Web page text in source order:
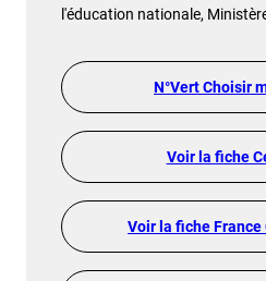
l'éducation nationale,
N°Vert Choisir
Voir la fiche
Voir la fiche France